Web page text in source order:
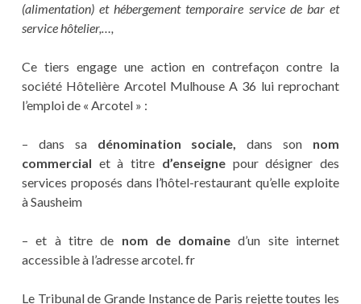
(alimentation) et hébergement temporaire service de bar et
service hôtelier,…,
Ce tiers engage une action en contrefaçon contre la
société Hôtelière Arcotel Mulhouse A 36 lui reprochant
l’emploi de « Arcotel » :
– dans sa dénomination sociale,dans son nom
commercial et à titre d’enseigne pour désigner des
services proposés dans l’hôtel-restaurant qu’elle exploite
à Sausheim
– et à titre de nom de domained’un site internet
accessible à l’adresse arcotel. fr
Le Tribunal de Grande Instance de Paris rejette toutes les